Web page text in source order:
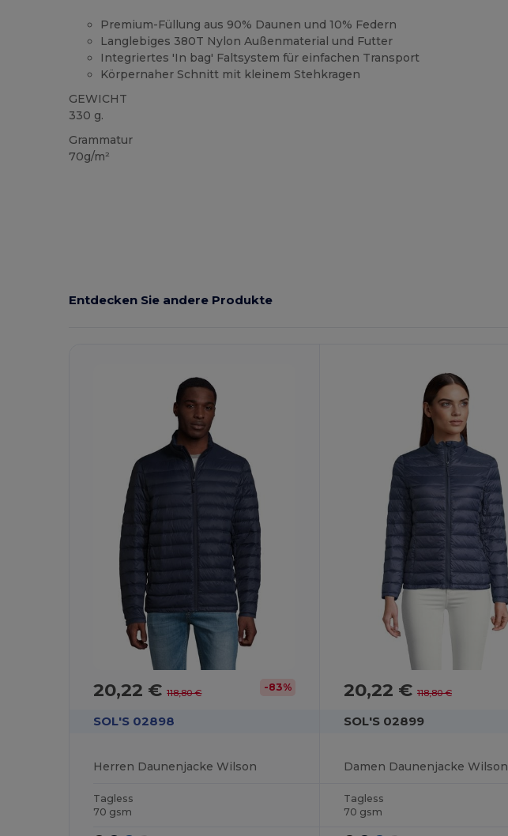
Premium-Füllung aus 90% Daunen und 10% Federn
Langlebiges 380T Nylon Außenmaterial und Futter
Integriertes 'In bag' Faltsystem für einfachen Transport
Körpernaher Schnitt mit kleinem Stehkragen
GEWICHT
330 g.
Grammatur
70g/m²
Entdecken Sie andere Produkte
20,22 €118,80 € -83%
SOL'S 02898
Herren Daunenjacke Wilson
Tagless
70 gsm
20,22 € 118,80 €
SOL'S 02899
Damen Daunenjacke Wilson
Tagless
70 gsm